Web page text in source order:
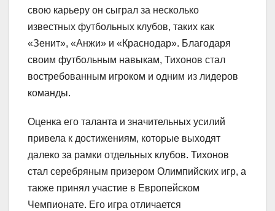
свою карьеру он сыграл за несколько
известных футбольных клубов, таких как
«Зенит», «Анжи» и «Краснодар». Благодаря
своим футбольным навыкам, Тихонов стал
востребованным игроком и одним из лидеров
команды.
Оценка его таланта и значительных усилий
привела к достижениям, которые выходят
далеко за рамки отдельных клубов. Тихонов
стал серебряным призером Олимпийских игр, а
также принял участие в Европейском
Чемпионате. Его игра отличается